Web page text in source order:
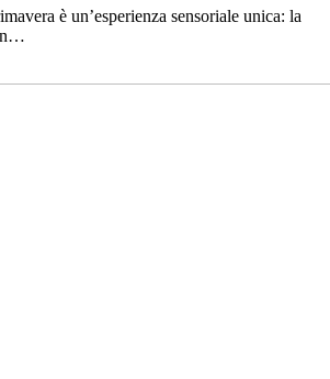
è un’esperienza sensoriale unica: la